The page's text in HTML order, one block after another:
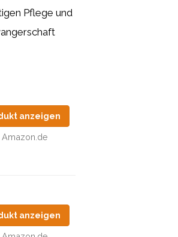
Pflege und
anzeigen
Amazon.de
anzeigen